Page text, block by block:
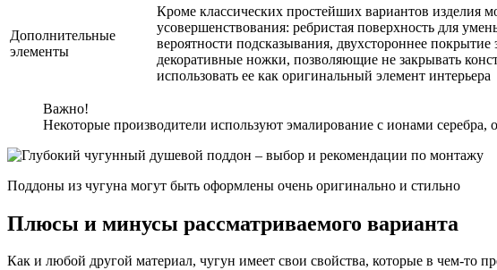
Дополнительные
элементы
Кроме классических простейших вариантов изделия
усовершенствования: ребристая поверхность для
вероятности подсказывания, двухстороннее покрытие
декоративные ножки, позволяющие не закрывать
использовать ее как оригинальный элемент интерьера
Важно!
Некоторые производители используют эмалирование с ионами серебра,
Поддоны из чугуна могут быть оформлены очень оригинально и стильно
Плюсы и минусы рассматриваемого варианта
Как и любой другой материал, чугун имеет свои свойства, которые в чем-то